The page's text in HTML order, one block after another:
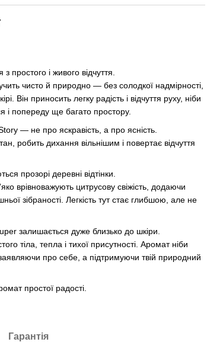
простого і живого відчуття.
чисто й природно — без солодкої надмірності,
Він приносить легку радість і відчуття руху, ніби
і попереду ще багато простору.
— не про яскравість, а про ясність.
робить дихання вільнішим і повертає відчуття
прозорі деревні відтінки.
врівноважують цитрусову свіжість, додаючи
зібраності. Легкість тут стає глибшою, але не
залишається дуже близько до шкіри.
тіла, тепла і тихої присутності. Аромат ніби
про себе, а підтримуючи твій природний
простої радості.
Гарантія